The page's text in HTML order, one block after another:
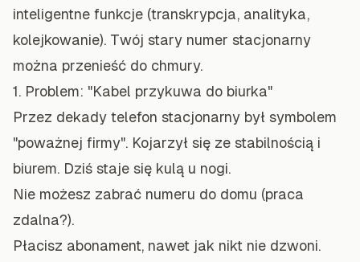
inteligentne funkcje (transkrypcja, analityka,
kolejkowanie). Twój stary numer stacjonarny
można przenieść do chmury.
1. Problem: "Kabel przykuwa do biurka"
Przez dekady telefon stacjonarny był symbolem
"poważnej firmy". Kojarzył się ze stabilnością i
biurem. Dziś staje się kulą u nogi.
Nie możesz zabrać numeru do domu (praca
zdalna?).
Płacisz abonament, nawet jak nikt nie dzwoni.